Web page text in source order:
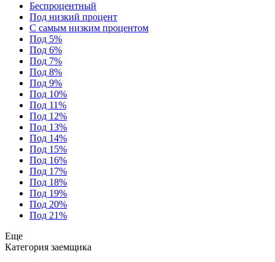
Беспроцентный
Под низкий процент
С самым низким процентом
Под 5%
Под 6%
Под 7%
Под 8%
Под 9%
Под 10%
Под 11%
Под 12%
Под 13%
Под 14%
Под 15%
Под 16%
Под 17%
Под 18%
Под 19%
Под 20%
Под 21%
Еще
Категория заемщика